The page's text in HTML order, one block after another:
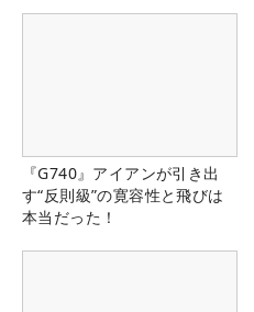
『G740』アイアンが引き出
す“反則級”の寛容性と飛びは
本当だった！